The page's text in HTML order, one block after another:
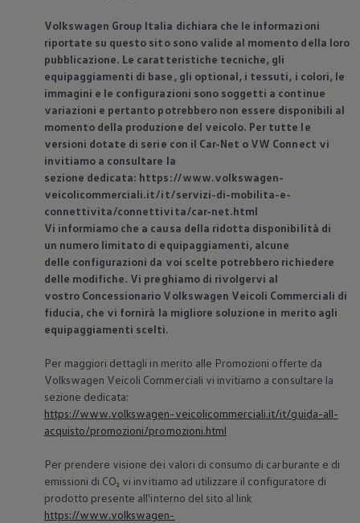
Volkswagen Group Italia dichiara che le informazioni
riportate su questo sito sono valide al momento della loro
pubblicazione. Le caratteristiche tecniche, gli
equipaggiamenti di base, gli optional, i tessuti, i colori, le
immagini e le configurazioni sono soggetti a continue
variazioni e pertanto potrebbero non essere disponibili al
momento della produzione del veicolo. Per tutte le
versioni dotate di serie con il Car-Net o VW Connect vi
invitiamo a consultare la
sezione dedicata: https://www.volkswagen-
veicolicommerciali.it/it/servizi-di-mobilita-e-
connettivita/connettivita/car-net.html
Vi informiamo che a causa della ridotta disponibilità di
un numero limitato di equipaggiamenti, alcune
delle configurazioni da voi scelte potrebbero richiedere
delle modifiche. Vi preghiamo di rivolgervi al
vostro Concessionario Volkswagen Veicoli Commerciali di
fiducia, che vi fornirà la migliore soluzione in merito agli
equipaggiamenti scelti.
Per maggiori dettagli in merito alle Promozioni offerte da
Volkswagen Veicoli Commerciali vi invitiamo a consultare la
sezione dedicata:
https://www.volkswagen-veicolicommerciali.it/it/guida-all-
acquisto/promozioni/promozioni.html
Per prendere visione dei valori di consumo di carburante e di
emissioni di CO₂ vi invitiamo ad utilizzare il configuratore di
prodotto presente all'interno del sito al link
https://www.volkswagen-